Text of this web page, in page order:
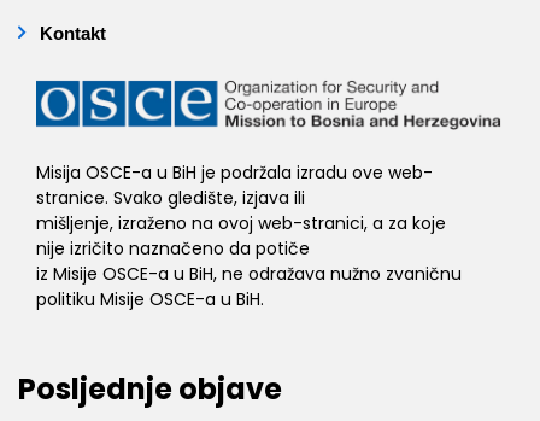
Kontakt
Misija OSCE-a u BiH je podržala izradu ove web-
stranice. Svako gledište, izjava ili
mišljenje, izraženo na ovoj web-stranici, a za koje
nije izričito naznačeno da potiče
iz Misije OSCE-a u BiH, ne odražava nužno zvaničnu
politiku Misije OSCE-a u BiH.
Posljednje objave